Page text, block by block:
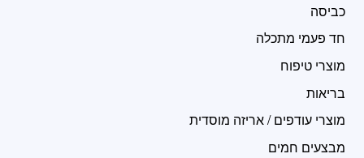
כביסה
חד פעמי מתכלה
מוצרי טיפוח
בריאות
מוצרי עודפים / אריזה מוסדית
מבצעים חמים